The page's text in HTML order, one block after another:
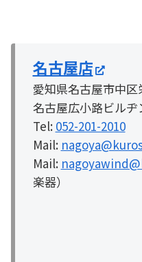
名古屋店
愛知県名古屋市中区
名古屋広小路ビルヂ
Tel: 052-201-2010
Mail:
Mail:
楽器）